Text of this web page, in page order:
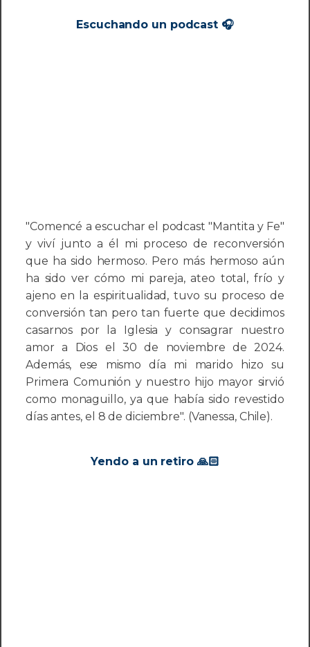
Escuchando un podcast 🎧
"Comencé a escuchar el podcast "Mantita y Fe"
y viví junto a él mi proceso de reconversión
que ha sido hermoso. Pero más hermoso aún
ha sido ver cómo mi pareja, ateo total, frío y
ajeno en la espiritualidad, tuvo su proceso de
conversión tan pero tan fuerte que decidimos
casarnos por la Iglesia y consagrar nuestro
amor a Dios el 30 de noviembre de 2024.
Además, ese mismo día mi marido hizo su
Primera Comunión y nuestro hijo mayor sirvió
como monaguillo, ya que había sido revestido
días antes, el 8 de diciembre". (Vanessa, Chile).
Yendo a un retiro 🙏🏻